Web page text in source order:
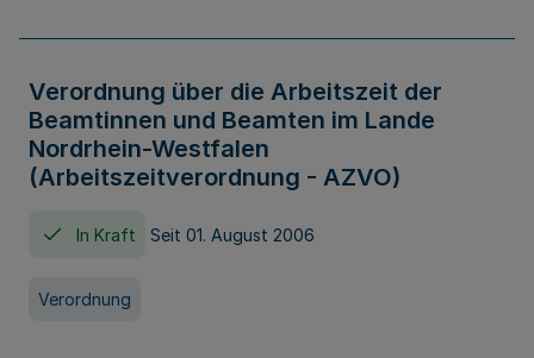
Verordnung über die Arbeitszeit der
Beamtinnen und Beamten im Lande
Nordrhein-Westfalen
(Arbeitszeitverordnung - AZVO)
In Kraft Seit 01. August 2006
Verordnung